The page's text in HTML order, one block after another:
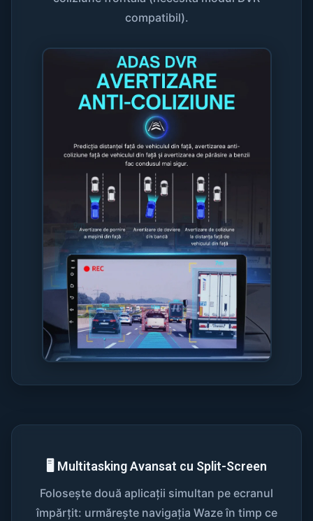
compatibil).
🖥️ Multitasking Avansat cu Split-Screen
Folosește două aplicații simultan pe ecranul
împărțit: urmărește navigația Waze în timp ce